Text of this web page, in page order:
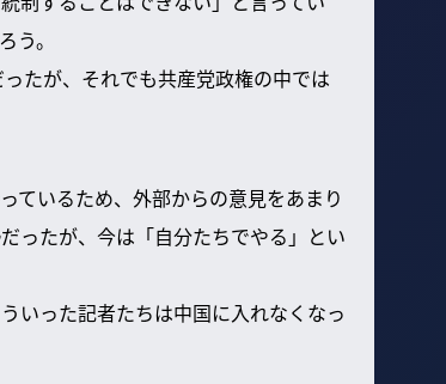
う。
たが、それでも共産党政権の中では
ているため、外部からの意見をあまり
ったが、今は「自分たちでやる」とい
いった記者たちは中国に入れなくなっ